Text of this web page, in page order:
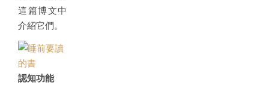
這篇博文中
介紹它們。
認知功能